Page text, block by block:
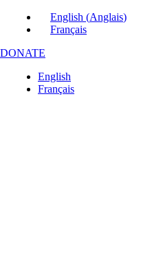
English (Anglais)
Français
DONATE
English
Français